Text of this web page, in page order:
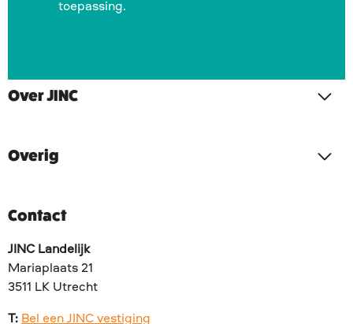
toepassing.
Over JINC
Overig
Contact
JINC Landelijk
Mariaplaats 21
3511 LK Utrecht
T: Bel een JINC vestiging